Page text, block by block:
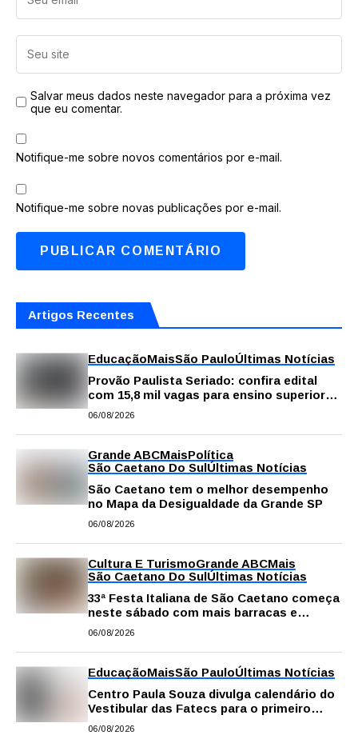
Salvar meus dados neste navegador para a próxima vez
que eu comentar.
Notifique-me sobre novos comentários por e-mail.
Notifique-me sobre novas publicações por e-mail.
Artigos Recentes
EducaçãoMaisSão PauloÚltimas Notícias
Provão Paulista Seriado: confira edital
com 15,8 mil vagas para ensino superior
público
06/08/2026
Grande ABCMaisPolítica
São Caetano Do Sul Últimas Notícias
São Caetano tem o melhor desempenho
no Mapa da Desigualdade da Grande SP
06/08/2026
Cultura E TurismoGrande ABCMais
São Caetano Do Sul Últimas Notícias
33ª Festa Italiana de São Caetano começa
neste sábado com mais barracas e
novidades em decoração e atrações
06/08/2026
EducaçãoMaisSão PauloÚltimas Notícias
Centro Paula Souza divulga calendário do
Vestibular das Fatecs para o primeiro
semestre de 2027
06/08/2026